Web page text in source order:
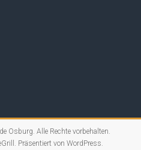
Osburg. Alle Rechte vorbehalten.
Präsentiert vonWordPress.